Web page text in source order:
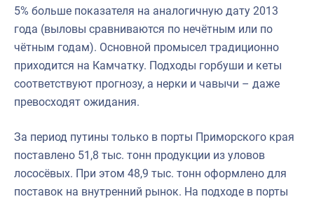
5% больше показателя на аналогичную дату 2013
года (выловы сравниваются по нечётным или по
чётным годам). Основной промысел традиционно
приходится на Камчатку. Подходы горбуши и кеты
соответствуют прогнозу, а нерки и чавычи – даже
превосходят ожидания.
За период путины только в порты Приморского края
поставлено 51,8 тыс. тонн продукции из уловов
лососёвых. При этом 48,9 тыс. тонн оформлено для
поставок на внутренний рынок. На подходе в порты